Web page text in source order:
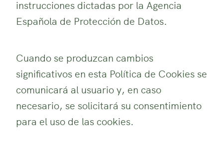
instrucciones dictadas por la Agencia
Española de Protección de Datos.
Cuando se produzcan cambios
significativos en esta Política de Cookies se
comunicará al usuario y, en caso
necesario, se solicitará su consentimiento
para el uso de las cookies.